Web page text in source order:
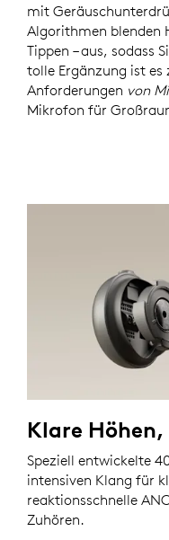
mit
Algorithmen blenden
Tippen – aus, sodass
tolle Ergänzung ist
Anforderungen von
Mikrofon für
Klare
Speziell entwickelte
intensiven Klang für
reaktionsschnelle
Zuhören.